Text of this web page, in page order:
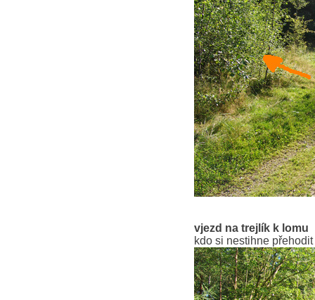
vjezd na trejlík k lomu
kdo si nestihne